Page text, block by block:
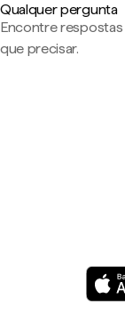
Qualquer pergunta
Encontre
que precisar.